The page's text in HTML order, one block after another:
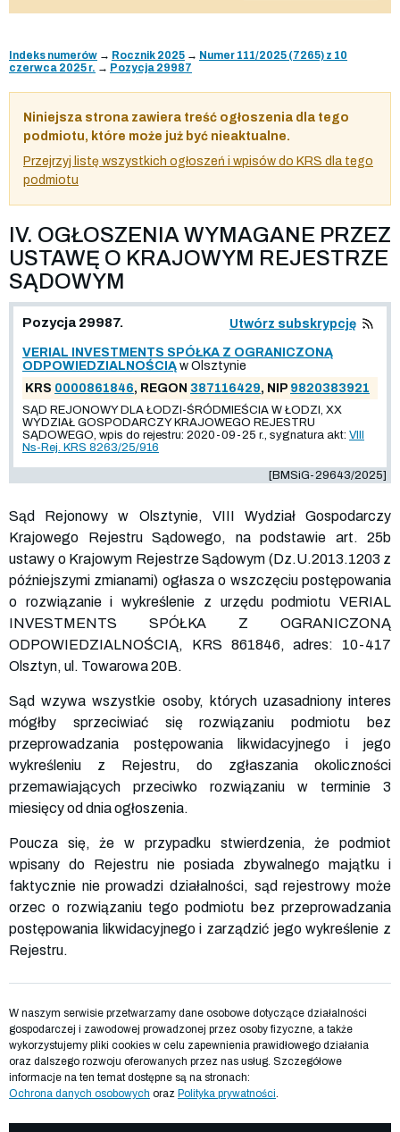
Indeks numerów → Rocznik 2025 → Numer 111/2025 (7265) z 10
czerwca 2025 r. → Pozycja 29987
Niniejsza strona zawiera treść ogłoszenia dla tego
podmiotu, które może już być nieaktualne.
Przejrzyj listę wszystkich ogłoszeń i wpisów do KRS dla tego
podmiotu
IV. OGŁOSZENIA WYMAGANE PRZEZ
USTAWĘ O KRAJOWYM REJESTRZE
SĄDOWYM
Pozycja 29987. Utwórz subskrypcję
VERIAL INVESTMENTS SPÓŁKA Z OGRANICZONĄ
ODPOWIEDZIALNOŚCIĄ w Olsztynie
KRS 0000861846, REGON 387116429, NIP 9820383921
SĄD REJONOWY DLA ŁODZI-ŚRÓDMIEŚCIA W ŁODZI, XX
WYDZIAŁ GOSPODARCZY KRAJOWEGO REJESTRU
SĄDOWEGO, wpis do rejestru: 2020-09-25 r., sygnatura akt: VIII
Ns-Rej. KRS 8263/25/916
[BMSiG-29643/2025]
Sąd Rejonowy w Olsztynie, VIII Wydział Gospodarczy
Krajowego Rejestru Sądowego, na podstawie art. 25b
ustawy o Krajowym Rejestrze Sądowym (Dz.U.2013.1203 z
późniejszymi zmianami) ogłasza o wszczęciu postępowania
o rozwiązanie i wykreślenie z urzędu podmiotu VERIAL
INVESTMENTS SPÓŁKA Z OGRANICZONĄ
ODPOWIEDZIALNOŚCIĄ, KRS 861846, adres: 10-417
Olsztyn, ul. Towarowa 20B.
Sąd wzywa wszystkie osoby, których uzasadniony interes
mógłby sprzeciwiać się rozwiązaniu podmiotu bez
przeprowadzania postępowania likwidacyjnego i jego
wykreśleniu z Rejestru, do zgłaszania okoliczności
przemawiających przeciwko rozwiązaniu w terminie 3
miesięcy od dnia ogłoszenia.
Poucza się, że w przypadku stwierdzenia, że podmiot
wpisany do Rejestru nie posiada zbywalnego majątku i
faktycznie nie prowadzi działalności, sąd rejestrowy może
orzec o rozwiązaniu tego podmiotu bez przeprowadzania
postępowania likwidacyjnego i zarządzić jego wykreślenie z
Rejestru.
W naszym serwisie przetwarzamy dane osobowe dotyczące działalności
gospodarczej i zawodowej prowadzonej przez osoby fizyczne, a także
wykorzystujemy pliki cookies w celu zapewnienia prawidłowego działania
oraz dalszego rozwoju oferowanych przez nas usług. Szczegółowe
informacje na ten temat dostępne są na stronach:
Ochrona danych osobowych oraz Polityka prywatności